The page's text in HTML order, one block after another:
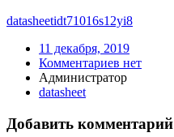
datasheetidt71016s12yi8
11 декабря, 2019
Комментариев нет
Администратор
datasheet
Добавить комментарий